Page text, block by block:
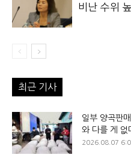
비난 수위
최근 기사
일부 양곡판
와 다를 게 없
2026.08.07